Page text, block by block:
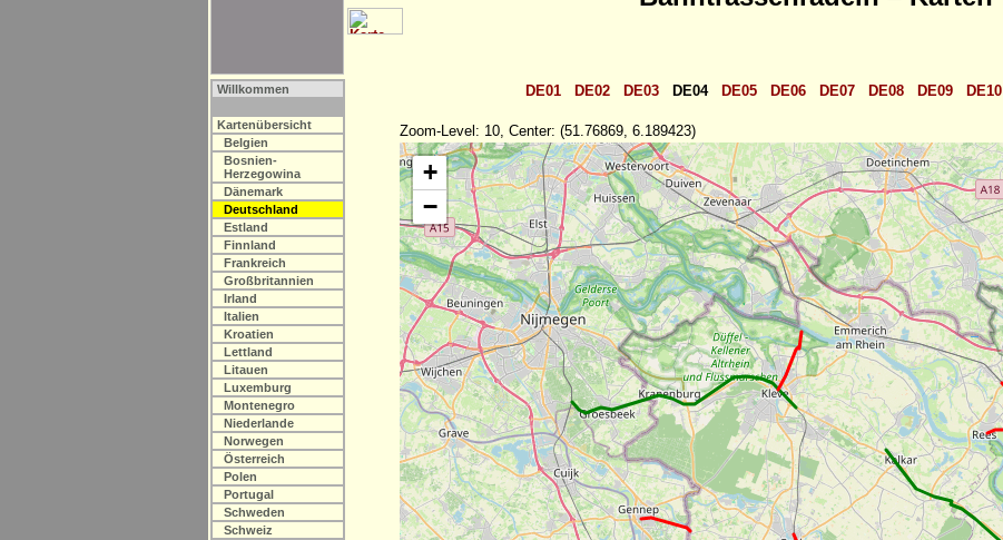
Willkommen
Kartenübersicht
Belgien
Bosnien-
Herzegowina
Dänemark
Deutschland
Estland
Finnland
Frankreich
Großbritannien
Irland
Italien
Kroatien
Lettland
Litauen
Luxemburg
Montenegro
Niederlande
Norwegen
Österreich
Polen
Portugal
Schweden
Schweiz
DE01 DE02 DE03 DE04 DE05 DE06 DE07 DE08 DE09 DE10
Zoom-Level: 10, Center: (51.76869, 6.189423)
+
−